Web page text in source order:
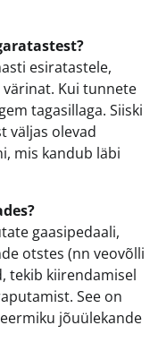
esiratastele,
Kui tunnete
tagasillaga. Siiski
väljas olevad
mis kandub läbi
gaasipedaali,
otstes (nn veovõlli
tekib kiirendamisel
See on
jõuülekande